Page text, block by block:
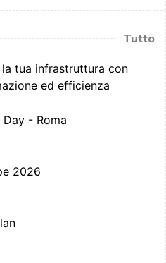
Tutto
la tua infrastruttura con
ed efficienza
- Roma
2026